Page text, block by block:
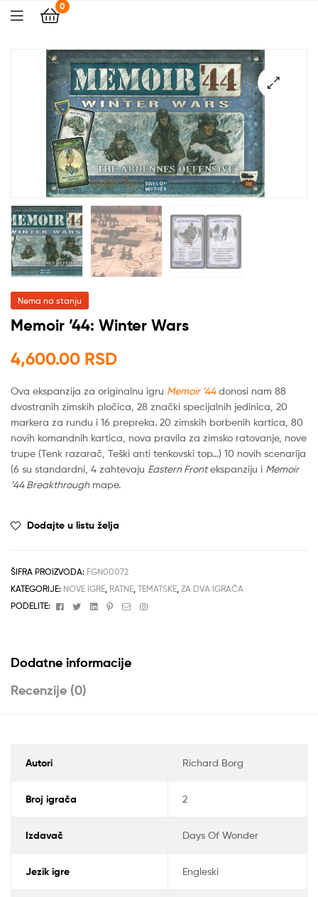
0
Nema na stanju
Memoir ’44: Winter Wars
4,600.00 RSD
Ova ekspanzija za originalnu igru Memoir ’44donosi nam 88
dvostranih zimskih pločica, 28 znački specijalnih jedinica, 20
markera za rundu i 16 prepreka. 20 zimskih borbenih kartica, 80
novih komandnih kartica, nova pravila za zimsko ratovanje, nove
trupe (Tenk razarač, Teški anti tenkovski top…) 10 novih scenarija
(6 su standardni, 4 zahtevaju Eastern Frontekspanziju i Memoir
’44 Breakthroughmape.
Dodajte u listu želja
ŠIFRA PROIZVODA: FGN00072
KATEGORIJE: NOVE IGRE, RATNE, TEMATSKE, ZA DVA IGRAČA
PODELITE:
FacebookTwitterLinkedinPinterest
EmailInstagram
Dodatne informacije
Recenzije (0)
Autori Richard Borg
Broj igrača 2
Izdavač Days Of Wonder
Jezik igre Engleski